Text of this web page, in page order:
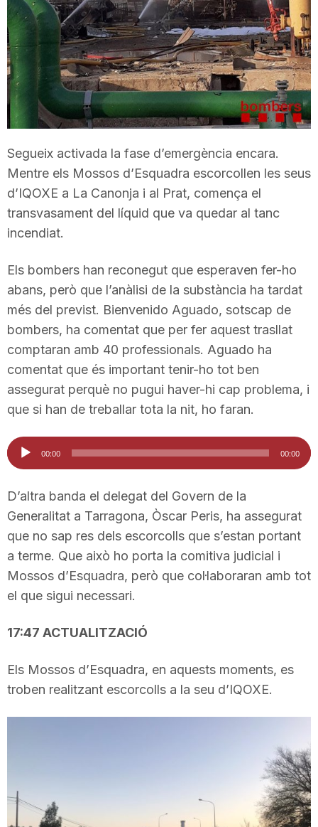
T
r
a
o
n
Segueix activada la fase d’emergència encara.
Mentre els Mossos d’Esquadra escorcollen les seus
d’IQOXE a La Canonja i al Prat, comença el
transvasament del líquid que va quedar al tanc
incendiat.
Els bombers han reconegut que esperaven fer-ho
abans, però que l’anàlisi de la substància ha tardat
més del previst. Bienvenido Aguado, sotscap de
bombers, ha comentat que per fer aquest trasllat
comptaran amb 40 professionals. Aguado ha
comentat que és important tenir-ho tot ben
assegurat perquè no pugui haver-hi cap problema, i
que si han de treballar tota la nit, ho faran.
Reproductor
d'àudio
00:00 00:00
D’altra banda el delegat del Govern de la
Generalitat a Tarragona, Òscar Peris, ha assegurat
que no sap res dels escorcolls que s’estan portant
a terme. Que això ho porta la comitiva judicial i
Mossos d’Esquadra, però que col·laboraran amb tot
el que sigui necessari.
17:47 ACTUALITZACIÓ
Els Mossos d’Esquadra, en aquests moments, es
troben realitzant escorcolls a la seu d’IQOXE.